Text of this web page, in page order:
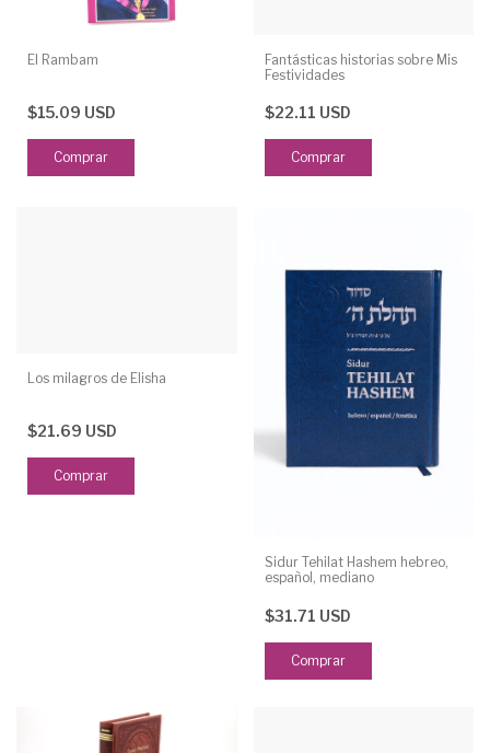
El Rambam
$15.09 USD
Fantásticas historias sobre Mis
Festividades
$22.11 USD
Los milagros de Elisha
$21.69 USD
Sidur Tehilat Hashem hebreo,
español, mediano
$31.71 USD
Comprar